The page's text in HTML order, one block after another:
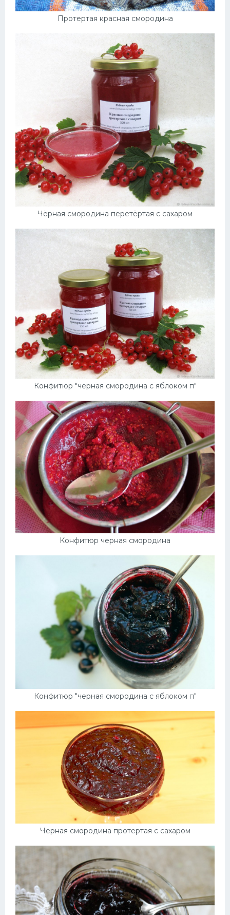
Протертая красная смородина
Чёрная смородина перетёртая с сахаром
Конфитюр "черная смородина с яблоком п"
Конфитюр черная смородина
Конфитюр "черная смородина с яблоком п"
Черная смородина протертая с сахаром